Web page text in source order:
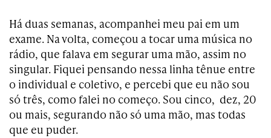
Há duas semanas, acompanhei meu pai em um
exame. Na volta, começou a tocar uma música no
rádio, que falava em segurar uma mão, assim no
singular. Fiquei pensando nessa linha tênue entre
o individual e coletivo, e percebi que eu não sou
só três, como falei no começo. Sou cinco, dez, 20
ou mais, segurando não só uma mão, mas todas
que eu puder.